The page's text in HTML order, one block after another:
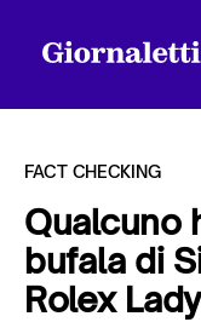
Tutti gli articoli
FACT CHECKING
Qualcuno
bufala di
Rolex